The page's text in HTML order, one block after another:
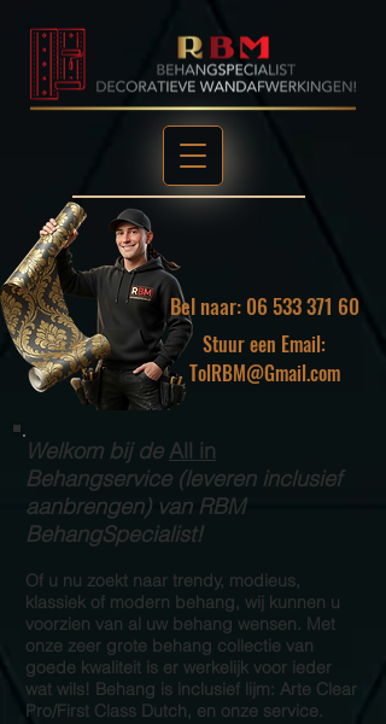
Stuur een Email:
TolRBM@Gmail.com
Bel naar: 06 533 371 60
Welkom bij deAll in
Behangservice (leveren inclusief
aanbrengen) van RBM
BehangSpecialist!
Of u nu zoekt naar trendy, modieus,
klassiek of modern behang, wij kunnen u
voorzien van al uw behang wensen. Met
onze zeer grote behang collectie van
goede kwaliteit is er werkelijk voor ieder
wat wils! Behang is inclusief lijm: Arte Clear
Pro/First Class Dutch, en onze service.